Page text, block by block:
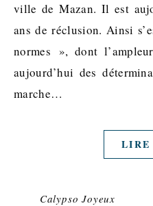
ville de Mazan. Il est
ans de réclusion. Ainsi
normes », dont
aujourd’hui des
marche…
LIRE
Calypso Joyeux